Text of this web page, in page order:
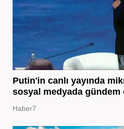
Putin'in canlı yayında
sosyal medyada gündem
Haber7